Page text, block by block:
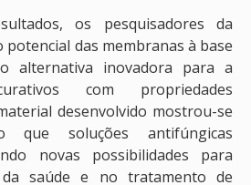
os pesquisadores da
potencial das membranas à base
alternativa inovadora para a
com propriedades
desenvolvido mostrou-se
que soluções antifúngicas
novas possibilidades para
saúde e no tratamento de